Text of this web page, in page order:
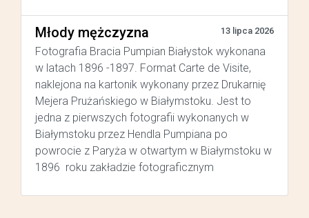
Młody mężczyzna 13 lipca 2026
Fotografia Bracia Pumpian Białystok wykonana
w latach 1896 -1897. Format Carte de Visite,
naklejona na kartonik wykonany przez Drukarnię
Mejera Prużańskiego w Białymstoku. Jest to
jedna z pierwszych fotografii wykonanych w
Białymstoku przez Hendla Pumpiana po
powrocie z Paryża w otwartym w Białymstoku w
1896 roku zakładzie fotograficznym